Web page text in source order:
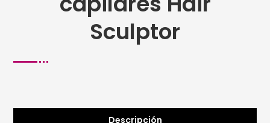
Sculptor
Descripción